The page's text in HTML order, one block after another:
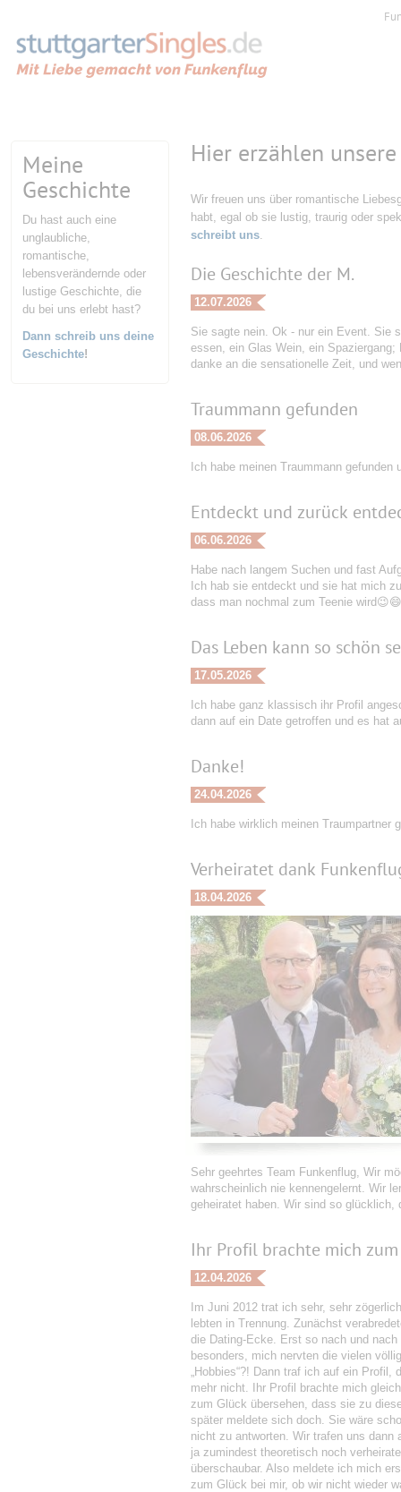
Meine
Geschichte
Du hast auch eine
unglaubliche,
romantische,
lebensverändernde oder
lustige Geschichte, die
du bei uns erlebt hast?
Dann schreib uns deine
Geschichte!
Hier erzählen
Wir freuen uns über romantische
habt, egal ob sie lustig, traurig oder
schreibt uns.
Die Geschichte der M.
12.07.2026
Sie sagte nein. Ok - nur ein Event. Sie
essen, ein Glas Wein, ein
danke an die sensationelle Zeit, und
Traummann gefunden
08.06.2026
Ich habe meinen Traummann
Entdeckt und zurück
06.06.2026
Habe nach langem Suchen und fast
Ich hab sie entdeckt und sie hat mich
dass man nochmal zum Teenie
Das Leben kann so schön
17.05.2026
Ich habe ganz klassisch ihr Profil
dann auf ein Date getroffen und es hat
Danke!
24.04.2026
Ich habe wirklich meinen Traumpartner
Verheiratet dank
18.04.2026
Sehr geehrtes Team Funkenflug, Wir
wahrscheinlich nie kennengelernt. Wir
geheiratet haben. Wir sind so
Ihr Profil brachte mich
12.04.2026
Im Juni 2012 trat ich sehr, sehr
lebten in Trennung. Zunächst
die Dating-Ecke. Erst so nach und
besonders, mich nervten die vielen
„Hobbies“?! Dann traf ich auf ein
mehr nicht. Ihr Profil brachte mich
zum Glück übersehen, dass sie zu
später meldete sich doch. Sie wäre
nicht zu antworten. Wir trafen uns
ja zumindest theoretisch noch
überschaubar. Also meldete ich mich
zum Glück bei mir, ob wir nicht wieder